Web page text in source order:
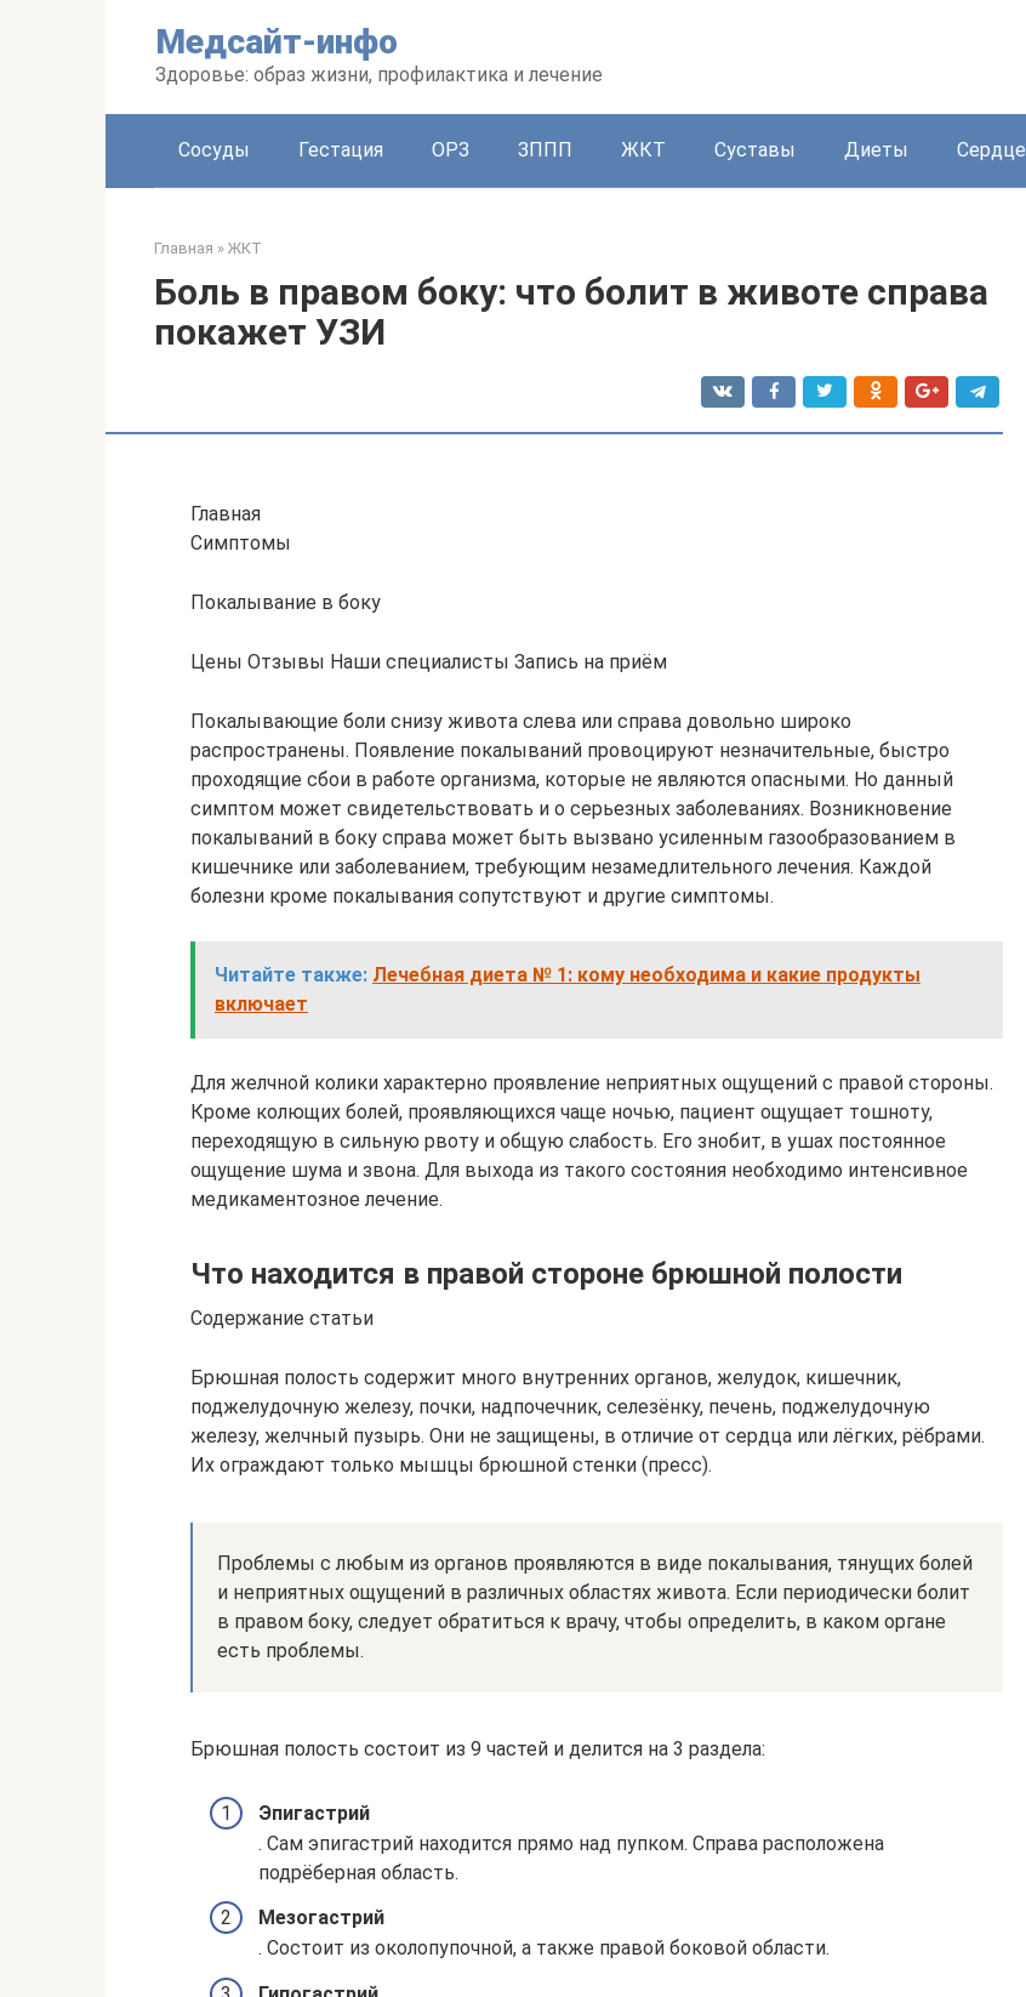
Медсайт-инфо
Здоровье: образ жизни, профилактика и лечение
Сосуды Гестация ОРЗ ЗППП ЖКТ Суставы Диеты Сердце
Главная » ЖКТ
Боль в правом боку: что болит в животе справа
покажет УЗИ
Главная
Симптомы
Покалывание в боку
Цены Отзывы Наши специалисты Запись на приём
Покалывающие боли снизу живота слева или справа довольно широко
распространены. Появление покалываний провоцируют незначительные, быстро
проходящие сбои в работе организма, которые не являются опасными. Но данный
симптом может свидетельствовать и о серьезных заболеваниях. Возникновение
покалываний в боку справа может быть вызвано усиленным газообразованием в
кишечнике или заболеванием, требующим незамедлительного лечения. Каждой
болезни кроме покалывания сопутствуют и другие симптомы.
Читайте также: Лечебная диета № 1: кому необходима и какие продукты
включает
Для желчной колики характерно проявление неприятных ощущений с правой стороны.
Кроме колющих болей, проявляющихся чаще ночью, пациент ощущает тошноту,
переходящую в сильную рвоту и общую слабость. Его знобит, в ушах постоянное
ощущение шума и звона. Для выхода из такого состояния необходимо интенсивное
медикаментозное лечение.
Что находится в правой стороне брюшной полости
Содержание статьи
Брюшная полость содержит много внутренних органов, желудок, кишечник,
поджелудочную железу, почки, надпочечник, селезёнку, печень, поджелудочную
железу, желчный пузырь. Они не защищены, в отличие от сердца или лёгких, рёбрами.
Их ограждают только мышцы брюшной стенки (пресс).
Проблемы с любым из органов проявляются в виде покалывания, тянущих болей
и неприятных ощущений в различных областях живота. Если периодически болит
в правом боку, следует обратиться к врачу, чтобы определить, в каком органе
есть проблемы.
Брюшная полость состоит из 9 частей и делится на 3 раздела:
Эпигастрий
. Сам эпигастрий находится прямо над пупком. Справа расположена
подрёберная область.
Мезогастрий
. Состоит из околопупочной, а также правой боковой области.